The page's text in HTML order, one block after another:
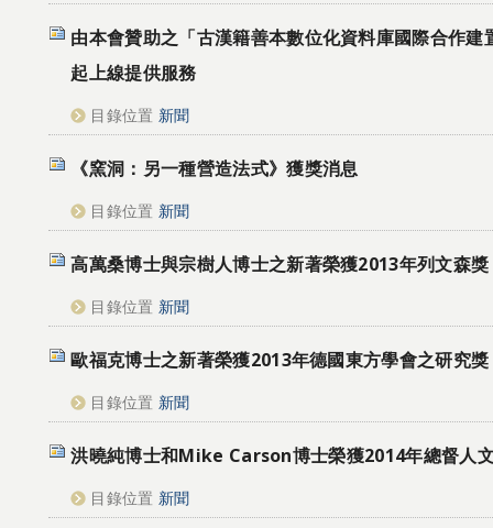
由本會贊助之「古漢籍善本數位化資料庫國際合作建
起上線提供服務
目錄位置 新聞
《窯洞：另一種營造法式》獲獎消息
目錄位置 新聞
高萬桑博士與宗樹人博士之新著榮獲2013年列文森獎
目錄位置 新聞
歐福克博士之新著榮獲2013年德國東方學會之研究獎
目錄位置 新聞
洪曉純博士和Mike Carson博士榮獲2014年總督人
目錄位置 新聞